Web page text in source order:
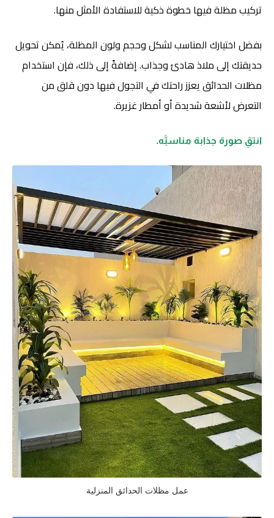
تركيب مظلة فيها خطوة ذكية للاستفادة الأمثل منها.
بفضل اختيارك المناسب لشكل وحجم ولون المظلة، يُمكن تحويل
حديقتك إلى ملاذ هادئ وجذاب. إضافةً إلى ذلك، فإن استخدام
مظلات الحدائق يعزز راحتك في التجول فيها دون قلق من
التعرض لأشعة شديدة أو أمطار غزيرة.
انتقِ صورة جذابة مناسبَّه.
عمل مظلات الحدائق المنزلية